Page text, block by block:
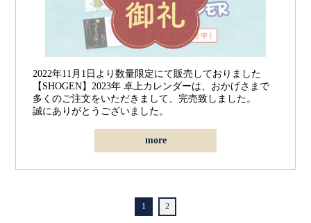
2022年11月1日より数量限定にて販売しておりました
【SHOGEN】2023年 卓上カレンダーは、おかげさまで
多くのご注文をいただきまして、完売致しました。
誠にありがとうございました。
more
1 2